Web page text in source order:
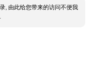
, 由此给您带来的访问不便我